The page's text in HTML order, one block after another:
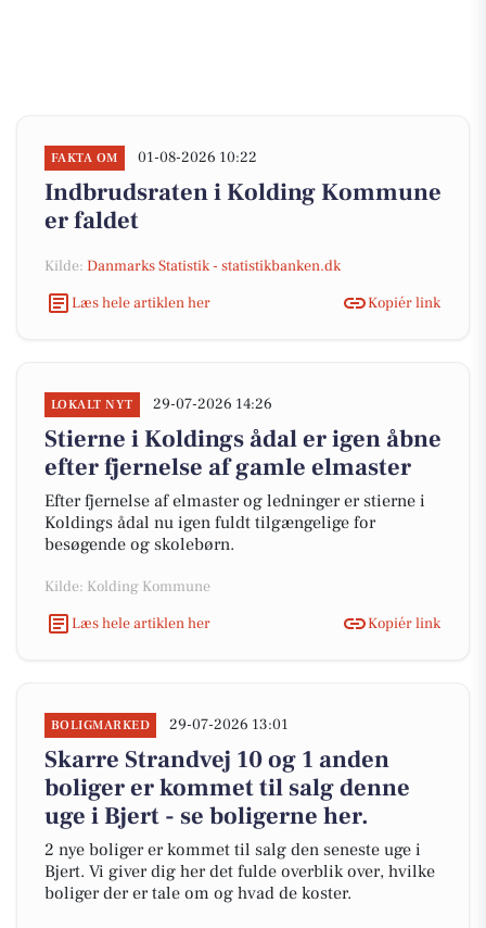
FAKTA OM 01-08-2026 10:22
Indbrudsraten i Kolding Kommune
er faldet
Kilde: Danmarks Statistik - statistikbanken.dk
Læs hele artiklen her
Kopiér link
LOKALT NYT 29-07-2026 14:26
Stierne i Koldings ådal er igen åbne
efter fjernelse af gamle elmaster
Efter fjernelse af elmaster og ledninger er stierne i
Koldings ådal nu igen fuldt tilgængelige for
besøgende og skolebørn.
Kilde: Kolding Kommune
Læs hele artiklen her
Kopiér link
BOLIGMARKED 29-07-2026 13:01
Skarre Strandvej 10 og 1 anden
boliger er kommet til salg denne
uge i Bjert - se boligerne her.
2 nye boliger er kommet til salg den seneste uge i
Bjert. Vi giver dig her det fulde overblik over, hvilke
boliger der er tale om og hvad de koster.